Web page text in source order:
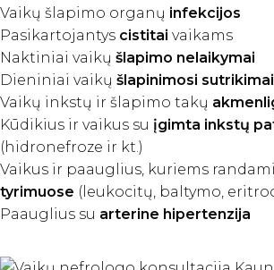
Vaikų šlapimo organų infekcijos
Pasikartojantys cistitai vaikams
Naktiniai vaikų šlapimo nelaikymai
Dieniniai vaikų šlapinimosi sutrikimai
Vaikų inkstų ir šlapimo takų
Kūdikius ir vaikus su įgimta inkstų
(hidronefroze ir kt.)
Vaikus ir paauglius, kuriems randami
tyrimuose (leukocitų, baltymo,
Paauglius su arterine hipertenzija